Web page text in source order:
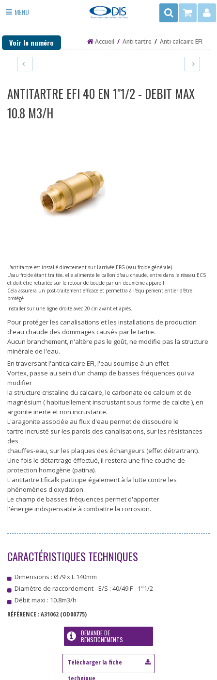
du
de
la
Voir le numéro
Rechercher
MENU
ADOUCISSEUR EAU
ANTI TARTRE
FILTRE EAU
PURIFICATEUR EAU
DÉSINFECTION
Accueil / Anti tartre / Anti calcaire EFI
ANTITARTRE EFI 40 EN 1"1/2 - DEBIT MAX
10.8 M3/H
L'antitartre est installé directement sur l'arrivée EFG (eau froide générale).
L'eau froide étant traitée, elle alimente le ballon d'eau chaude, entre dans le réseau ECS
et doit être retraitée sur le retour de boucle par un deuxième appareil.
Cela assurera un post-traitement efficace et permettra à l'équipement entier d'être
protégé.
Installer sur une ligne droite avec 20 cm avant et après.
Pour protéger les canalisations et les installations de production
d'eau chaude des dommages causés par le tartre.
Aucun branchement, n'altère pas le goût, ne modifie pas la structure
minérale de l'eau.
En traversant l'anticalcaire EFI, l'eau soumise à un effet
Vortex, passe au sein d'un champ de basses fréquences qui va
modifier
la structure cristaline du calcaire, le carbonate de calcium et de
magnésium ( habituellement inscrustant sous forme de calcite ), en
argonite inerte et non incrustante.
L'aragonite associée au flux d'eau permet de dissoudre le
tartre incrusté sur les parois des canalisations, sur les résistances
des
chauffes-eau, sur les plaques des échangeurs (effet détrartrant).
Une fois le détartrage éffectué, il restera une fine couche de
protection homogène (patina).
L'antitartre Eficalk participe également à la lutte contre les
phénomènes d'oxydation.
Le champ de basses fréquences permet d'apporter
l'énergie indispensable à combattre la corrosion.
CARACTÉRISTIQUES TECHNIQUES
Dimensions : Ø79 x L 140mm
Diamètre de raccordement - E/S : 40/49 F - 1"1/2
Débit maxi : 10.8m3/h
RÉFÉRENCE :A31062 (OD00775)
DEMANDE DE
RENSEIGNEMENTS